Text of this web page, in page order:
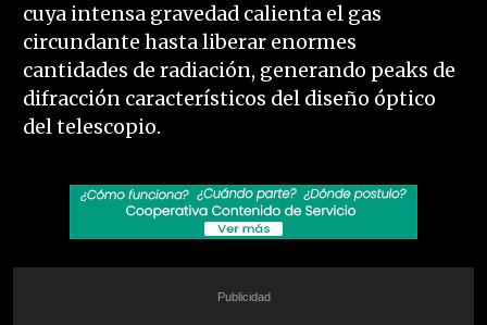
cuya intensa gravedad calienta el gas
circundante hasta liberar enormes
cantidades de radiación, generando peaks de
difracción característicos del diseño óptico
del telescopio.